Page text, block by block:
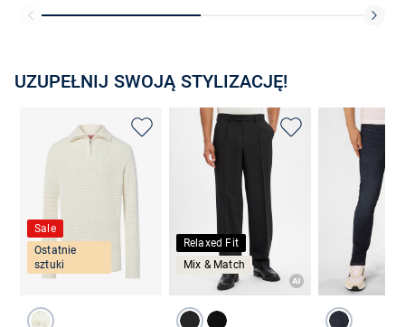
UZUPEŁNIJ SWOJĄ STYLIZACJĘ!
Sale
Ostatnie
sztuki
Relaxed Fit
Mix & Match